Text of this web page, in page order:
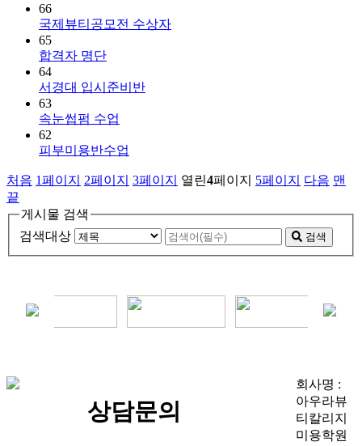
66
국제뷰티공모전 수상자
65
합격자 명단
64
서경대 입시준비반
63
속눈썹펌 수업
62
피부미용반수업
처음 1페이지 2페이지 3페이지 열린4페이지 5페이지 다음 맨
끝
게시물 검색
검색대상
검색
상담문의
회사명 :
아우라뷰
티칼리지
미용학원